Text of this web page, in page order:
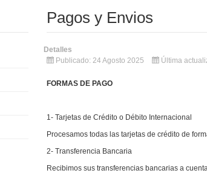
Pagos y Envios
Detalles
Publicado: 24 Agosto 2025
Última
FORMAS DE PAGO
1- Tarjetas de Crédito o Débito Internacional
Procesamos todas las tarjetas de crédito de
2- Transferencia Bancaria
Recibimos sus transferencias bancarias a